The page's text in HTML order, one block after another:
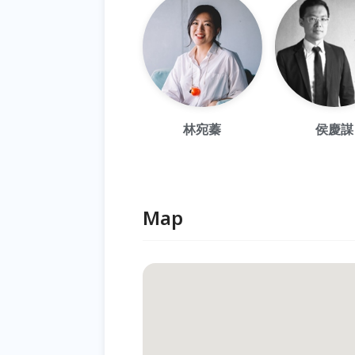
林宛蓁 侯慶謀
Map